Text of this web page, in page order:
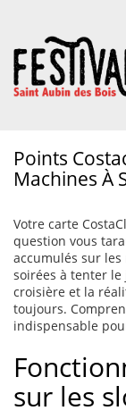
Points
Machines À
Votre carte
question vous
accumulés sur les
soirées à tenter le
croisière et la
toujours.
indispensable
sur les